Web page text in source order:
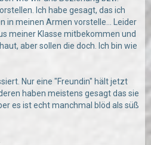
Ich habe gesagt, das ich
in meinen Armen vorstelle... Leider
meiner Klasse mitbekommen und
aber sollen die doch. Ich bin wie
Nur eine "Freundin" hält jetzt
haben meistens gesagt das sie
es ist echt manchmal blöd als süß